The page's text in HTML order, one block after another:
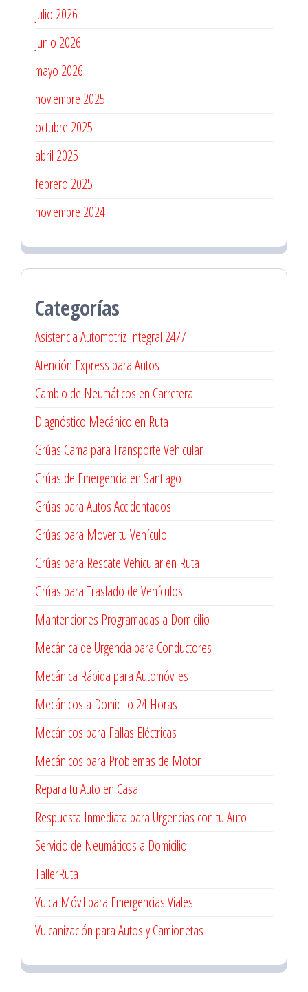
julio 2026
junio 2026
mayo 2026
noviembre 2025
octubre 2025
abril 2025
febrero 2025
noviembre 2024
Categorías
Asistencia Automotriz Integral 24/7
Atención Express para Autos
Cambio de Neumáticos en Carretera
Diagnóstico Mecánico en Ruta
Grúas Cama para Transporte Vehicular
Grúas de Emergencia en Santiago
Grúas para Autos Accidentados
Grúas para Mover tu Vehículo
Grúas para Rescate Vehicular en Ruta
Grúas para Traslado de Vehículos
Mantenciones Programadas a Domicilio
Mecánica de Urgencia para Conductores
Mecánica Rápida para Automóviles
Mecánicos a Domicilio 24 Horas
Mecánicos para Fallas Eléctricas
Mecánicos para Problemas de Motor
Repara tu Auto en Casa
Respuesta Inmediata para Urgencias con tu Auto
Servicio de Neumáticos a Domicilio
TallerRuta
Vulca Móvil para Emergencias Viales
Vulcanización para Autos y Camionetas